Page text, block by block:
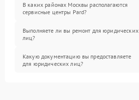
В каких районах Москвы располагаются
сервисные центры Pard?
Выполняете ли вы ремонт для юридических
лиц?
Какую документацию вы предоставляете
для юридических лиц?